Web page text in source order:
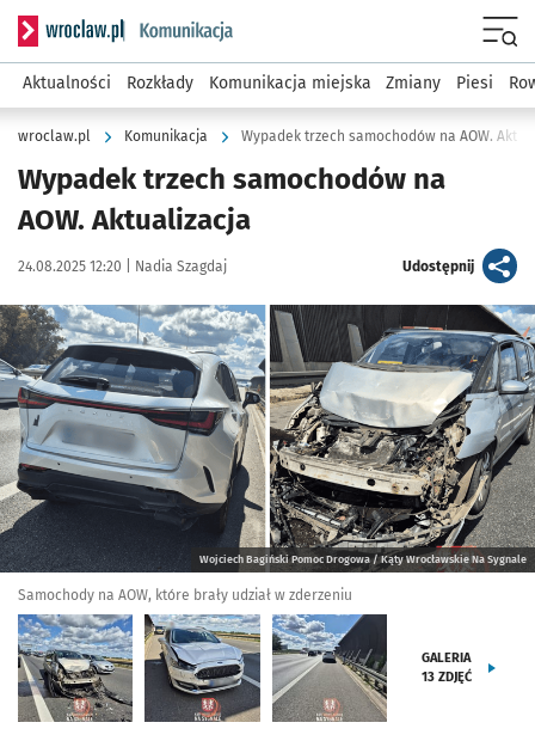
Serwis informacyjny wroclaw.pl podserwis: Komunikacja
Aktualności Rozkłady Komunikacja miejska Zmiany Piesi
wroclaw.pl Komunikacja Wypadek trzech samochodów na AOW.
Wypadek trzech samochodów na
AOW. Aktualizacja
Data publikacji:
24.08.2025 12:20 | Autor:
Nadia Szagdaj Udostępnijartykuł
Kliknij, aby zobaczyć galerię
Wojciech Bagiński Pomoc Drogowa / Kąty Wrocławskie Na Sygnale
Samochody na AOW, które brały udział w zderzeniu
GALERIA
13 ZDJĘĆ